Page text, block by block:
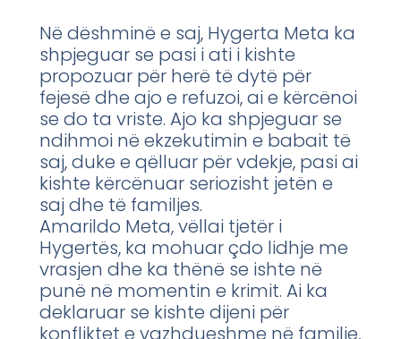
Në dëshminë e saj, Hygerta Meta ka
shpjeguar se pasi i ati i kishte
propozuar për herë të dytë për
fejesë dhe ajo e refuzoi, ai e kërcënoi
se do ta vriste. Ajo ka shpjeguar se
ndihmoi në ekzekutimin e babait të
saj, duke e qëlluar për vdekje, pasi ai
kishte kërcënuar seriozisht jetën e
saj dhe të familjes.
Amarildo Meta, vëllai tjetër i
Hygertës, ka mohuar çdo lidhje me
vrasjen dhe ka thënë se ishte në
punë në momentin e krimit. Ai ka
deklaruar se kishte dijeni për
konfliktet e vazhdueshme në familje,